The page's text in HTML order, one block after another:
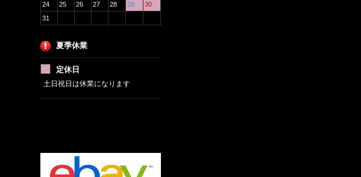
24
25 26 27 28 29
30
31
夏季休業
定休日
土日祝日は休業になります